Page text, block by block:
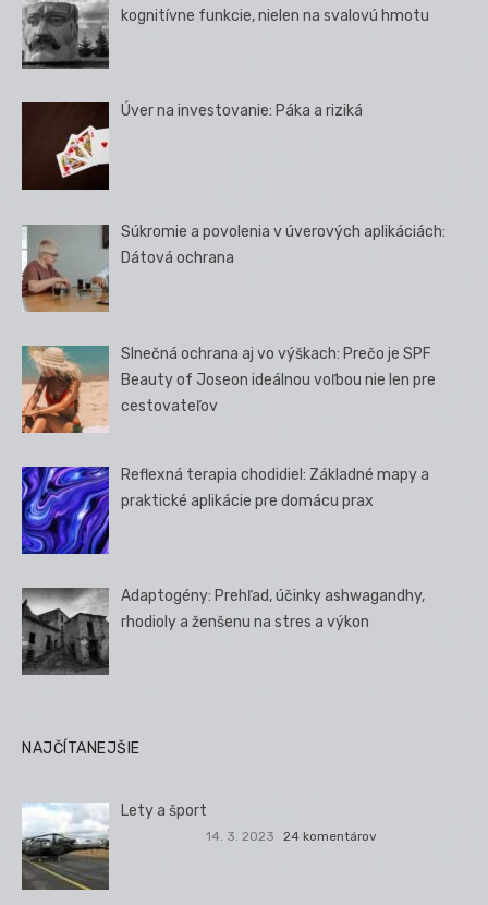
kognitívne funkcie, nielen na svalovú hmotu
Úver na investovanie: Páka a riziká
Súkromie a povolenia v úverových aplikáciách:
Dátová ochrana
Slnečná ochrana aj vo výškach: Prečo je SPF
Beauty of Joseon ideálnou voľbou nie len pre
cestovateľov
Reflexná terapia chodidiel: Základné mapy a
praktické aplikácie pre domácu prax
Adaptogény: Prehľad, účinky ashwagandhy,
rhodioly a ženšenu na stres a výkon
NAJČÍTANEJŠIE
Lety a šport
14. 3. 2023 24 komentárov